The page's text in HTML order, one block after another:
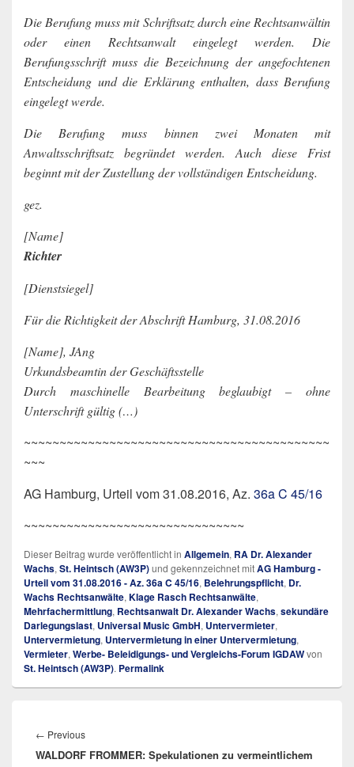
Die Berufung muss mit Schriftsatz durch eine Rechtsanwältin
oder einen Rechtsanwalt eingelegt werden. Die
Berufungsschrift muss die Bezeichnung der angefochtenen
Entscheidung und die Erklärung enthalten, dass Berufung
eingelegt werde.
Die Berufung muss binnen zwei Monaten mit
Anwaltsschriftsatz begründet werden. Auch diese Frist
beginnt mit der Zustellung der vollständigen Entscheidung.
gez.
[Name]
Richter
[Dienstsiegel]
Für die Richtigkeit der Abschrift Hamburg, 31.08.2016
[Name], JAng
Urkundsbeamtin der Geschäftsstelle
Durch maschinelle Bearbeitung beglaubigt – ohne
Unterschrift gültig (…)
~~~~~~~~~~~~~~~~~~~~~~~~~~~~~~~~~~~~~~~~~~~
~~~
AG Hamburg, Urteil vom 31.08.2016, Az. 36a C 45/16
~~~~~~~~~~~~~~~~~~~~~~~~~~~~~~~
Dieser Beitrag wurde veröffentlicht in Allgemein, RA Dr. Alexander
Wachs,St. Heintsch (AW3P)und gekennzeichnet mitAG Hamburg -
Urteil vom 31.08.2016 - Az. 36a C 45/16, Belehrungspflicht, Dr.
Wachs Rechtsanwälte,Klage Rasch Rechtsanwälte,
Mehrfachermittlung, Rechtsanwalt Dr. Alexander Wachs,sekundäre
Darlegungslast, Universal Music GmbH, Untervermieter,
Untervermietung, Untervermietung in einer Untervermietung,
Vermieter,Werbe- Beleidigungs- und Vergleichs-Forum IGDAWvon
St. Heintsch (AW3P). Permalink
Navigation
← Previous
post:
WALDORF FROMMER: Spekulationen zu vermeintlichem